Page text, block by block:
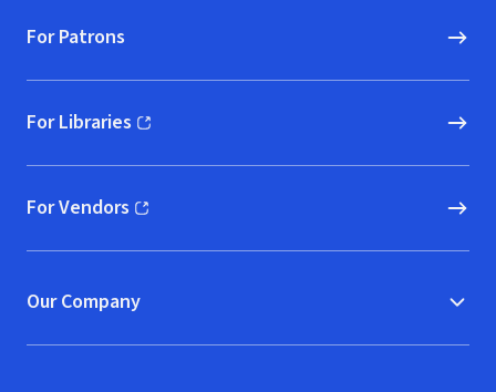
For Patrons
For Libraries
(opens in new window)
For Vendors
(opens in new window)
Our Company